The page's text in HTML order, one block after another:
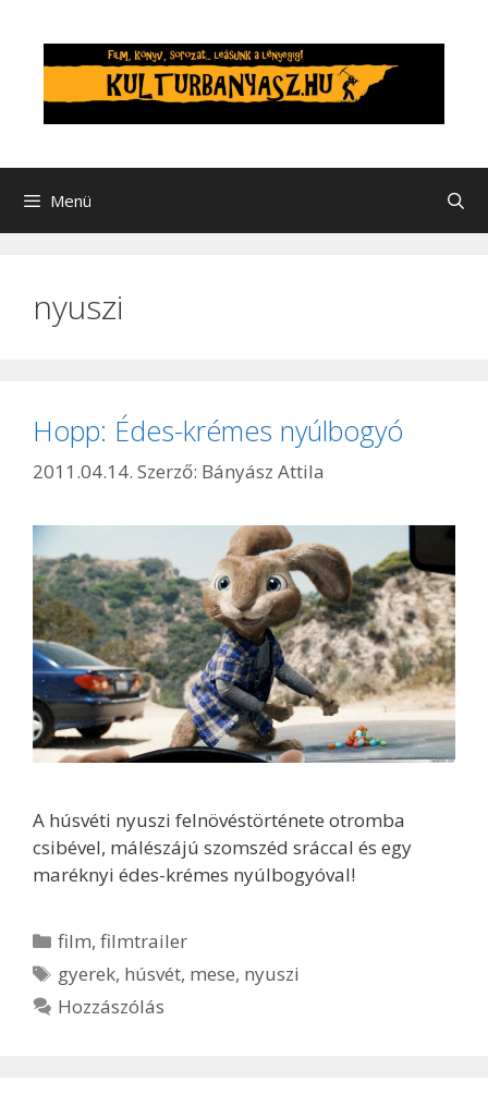
tartalomba
Menü
nyuszi
Hopp: Édes-krémes nyúlbogyó
2011.04.14. Szerző: Bányász Attila
A húsvéti nyuszi felnövéstörténete otromba
csibével, málészájú szomszéd sráccal és egy
maréknyi édes-krémes nyúlbogyóval!
Kategória
film,filmtrailer
Címkék
gyerek, húsvét, mese, nyuszi
Hozzászólás